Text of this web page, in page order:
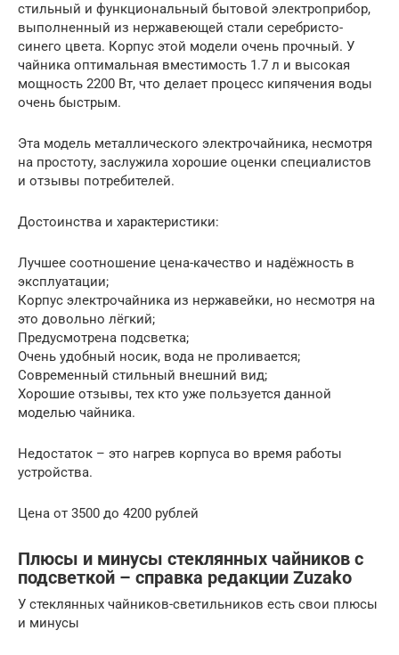
стильный и функциональный бытовой электроприбор,
выполненный из нержавеющей стали серебристо-
синего цвета. Корпус этой модели очень прочный. У
чайника оптимальная вместимость 1.7 л и высокая
мощность 2200 Вт, что делает процесс кипячения воды
очень быстрым.
Эта модель металлического электрочайника, несмотря
на простоту, заслужила хорошие оценки специалистов
и отзывы потребителей.
Достоинства и характеристики:
Лучшее соотношение цена-качество и надёжность в
эксплуатации;
Корпус электрочайника из нержавейки, но несмотря на
это довольно лёгкий;
Предусмотрена подсветка;
Очень удобный носик, вода не проливается;
Современный стильный внешний вид;
Хорошие отзывы, тех кто уже пользуется данной
моделью чайника.
Недостаток – это нагрев корпуса во время работы
устройства.
Цена от 3500 до 4200 рублей
Плюсы и минусы стеклянных чайников с
подсветкой – справка редакции Zuzako
У стеклянных чайников-светильников есть свои плюсы
и минусы